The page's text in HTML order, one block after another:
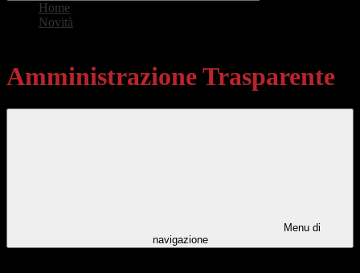
Home
Novità
Amministrazione Trasparente
Menu di
navigazione